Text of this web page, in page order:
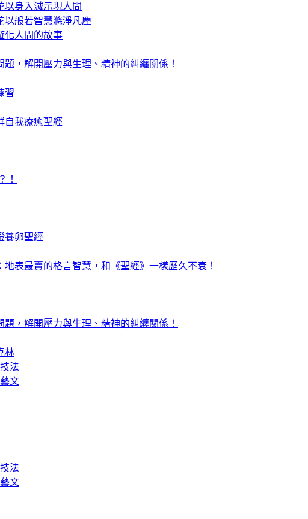
以身入滅示現人間
以般若智慧滌淨凡塵
化人間的故事
，解開壓力與生理、精神的糾纏關係！
習
自我療癒聖經
！
養卵聖經
表最賣的格言智慧，和《聖經》一樣歷久不衰！
，解開壓力與生理、精神的糾纏關係！
林
法
文
法
文